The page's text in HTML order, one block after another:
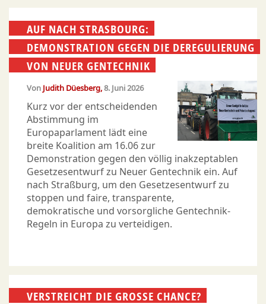
AUF NACH STRASBOURG:
DEMONSTRATION GEGEN DIE DEREGULIERUNG
VON NEUER GENTECHNIK
Von Judith Düesberg 8. Juni 2026
Kurz vor der entscheidenden
Abstimmung im
Europaparlament lädt eine
breite Koalition am 16.06 zur
Demonstration gegen den völlig inakzeptablen
Gesetzesentwurf zu Neuer Gentechnik ein. Auf
nach Straßburg, um den Gesetzesentwurf zu
stoppen und faire, transparente,
demokratische und vorsorgliche Gentechnik-
Regeln in Europa zu verteidigen.
VERSTREICHT DIE GROSSE CHANCE?